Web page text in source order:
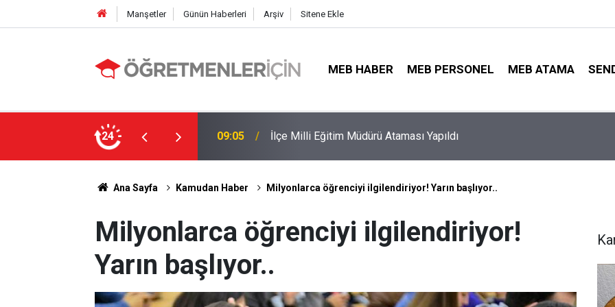
Manşetler Günün Haberleri Arşiv Sitene Ekle
MEB HABER MEB PERSONEL MEB ATAMA
24 19:00 MEB e-Kayıt Sonuçları e-Devlet'te: İşte Sorgulama Ekranı ve Nakil
Ana Sayfa Kamudan Haber Milyonlarca öğrenciyi ilgilendiriyor! Yarın başlıyor..
Milyonlarca öğrenciyi ilgilendiriyor!
Yarın başlıyor..